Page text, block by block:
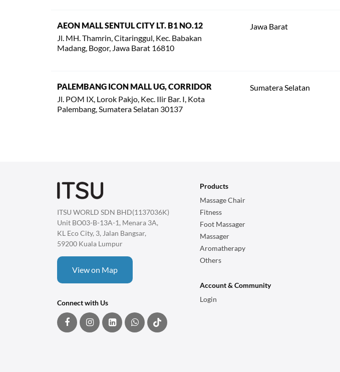
AEON MALL SENTUL CITY LT. B1 NO.12
Jl. MH. Thamrin, Citaringgul, Kec. Babakan
Madang, Bogor, Jawa Barat 16810
Jawa Barat
PALEMBANG ICON MALL UG, CORRIDOR
Jl. POM IX, Lorok Pakjo, Kec. Ilir Bar. I, Kota
Palembang, Sumatera Selatan 30137
Sumatera Selatan
ITSU WORLD SDN BHD(1137036K)
Unit BO03-B-13A-1, Menara 3A,
KL Eco City, 3, Jalan Bangsar,
59200 Kuala Lumpur
View on Map
Connect with Us
Products
Massage Chair
Fitness
Foot Massager
Massager
Aromatherapy
Others
Account & Community
Login